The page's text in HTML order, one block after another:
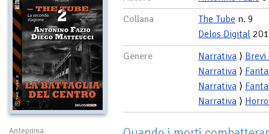
Anteprima
Collana
The Tube n. 9
Delos Digital
Genere
Narrativa ⟩ Brevi
Narrativa ⟩
Narrativa ⟩
Narrativa ⟩